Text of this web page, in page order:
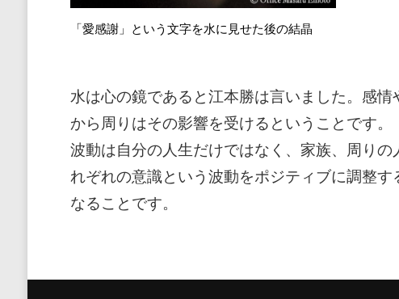
「愛感謝」という文字を水に見せた後の結晶
水は心の鏡であると江本勝は言いました。感
から周りはその影響を受けるということです。
波動は自分の人生だけではなく、家族、周り
れぞれの意識という波動をポジティブに調整
なることです。